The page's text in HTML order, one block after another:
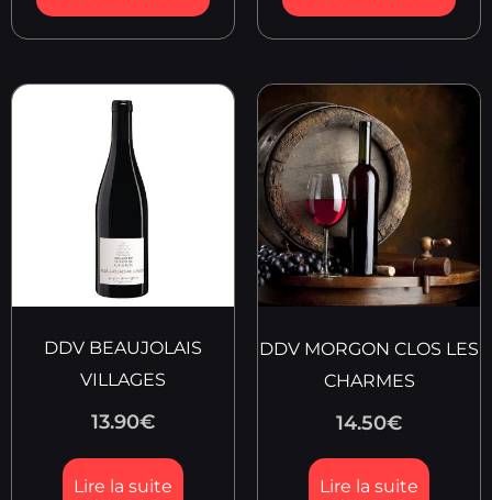
DDV BEAUJOLAIS
VILLAGES
13.90€
Lire la suite
DDV MORGON CLOS LES
CHARMES
14.50€
Lire la suite